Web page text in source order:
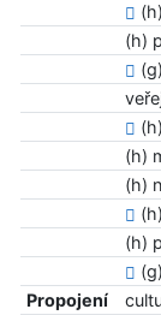
(h)
(h)
(h)
(h)
Propojení